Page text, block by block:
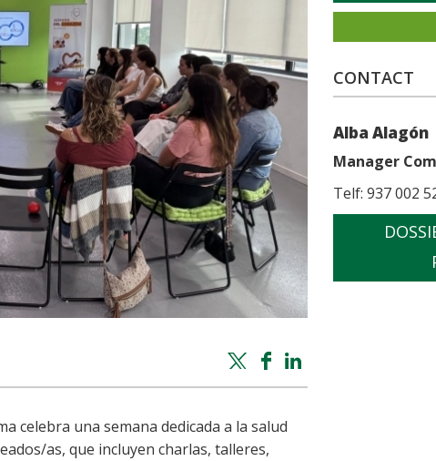
CONTACT
Alba Alagón
Manager
Telf: 937 002
Twitter
share
Facebook
share
Whatsapp
shareshare
celebra una semana dedicada a la salud
as, que incluyen charlas, talleres,